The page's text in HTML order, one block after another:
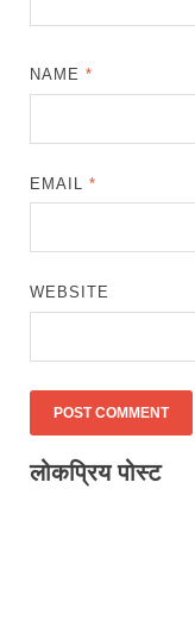
NAME*
EMAIL*
WEBSITE
लोकप्रिय पोस्ट